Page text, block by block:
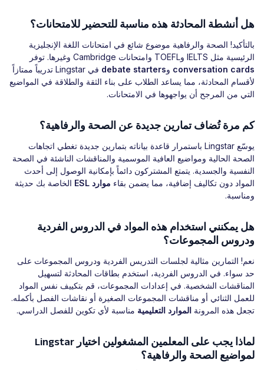
هل أنشطة المحادثة هذه مناسبة للتحضير للامتحانات؟
بالتأكيد! الصحة والرفاهية موضوع شائع في امتحانات اللغة الإنجليزية
الرئيسية مثل IELTS وTOEFL وامتحانات Cambridge وغيرها. توفر
conversation cards وdebate starters
في Lingstar تدريباً ممتازاً
لأقسام المحادثة، مما يساعد الطلاب على بناء الثقة والطلاقة في المواضيع
التي من المرجح أن يواجهوها في الامتحانات.
كم مرة تُضاف تمارين جديدة عن الصحة والرفاهية؟
يوسّع Lingstar باستمرار قاعدة بياناته بتمارين جديدة تغطي اتجاهات
الصحة الحالية ومواضيع العافية الموسمية والمناقشات الناشئة في الصحة
النفسية والجسدية. يتمتع المشتركون دائماً بإمكانية الوصول إلى أحدث
المواد دون تكاليف إضافية، مما يضمن بقاء موارد ESL
الخاصة بك حديثة
ومناسبة.
هل يمكنني استخدام هذه المواد في الدروس الفردية
ودروس المجموعات؟
نعم! التمارين مثالية لجلسات التدريس الفردية ودروس المجموعات على
حد سواء. في الدروس الفردية، استخدم بطاقات المحادثة لتسهيل
المناقشات الشخصية. في إعدادات المجموعات، قم بتكييف نفس المواد
للعمل الثنائي أو مناقشات المجموعات الصغيرة أو نقاشات الفصل بأكمله.
تجعل هذه المرونة الموارد التعليمية مناسبة لأي تكوين للفصل الدراسي.
لماذا يجب على المعلمين المشغولين اختيار Lingstar
لمواضيع الصحة والرفاهية؟